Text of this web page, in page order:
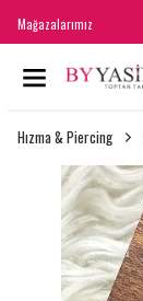
Mağazalarımız
Hızma & Piercing